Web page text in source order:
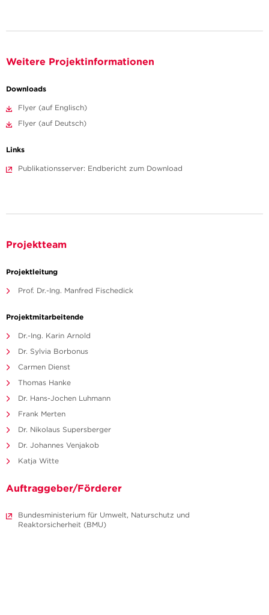
Weitere Projektinformationen
Downloads
Flyer (auf Englisch)
Flyer (auf Deutsch)
Links
Publikationsserver: Endbericht zum Download
Projektteam
Projektleitung
Prof. Dr.-Ing. Manfred Fischedick
Projektmitarbeitende
Dr.-Ing. Karin Arnold
Dr. Sylvia Borbonus
Carmen Dienst
Thomas Hanke
Dr. Hans-Jochen Luhmann
Frank Merten
Dr. Nikolaus Supersberger
Dr. Johannes Venjakob
Katja Witte
Auftraggeber/Förderer
Bundesministerium für Umwelt, Naturschutz und
Reaktorsicherheit (BMU)